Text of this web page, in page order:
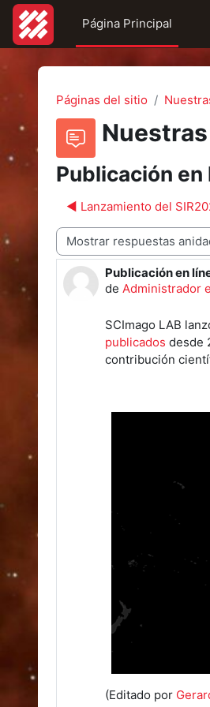
Salta al contenido principal
Página Principal
Páginas del sitio
Publicación en
◀︎ Lanzamiento del
Mostrar modo
Publicación en
de Administrador
Número de
SCImago LAB
publicados desde
contribución
(Editado por